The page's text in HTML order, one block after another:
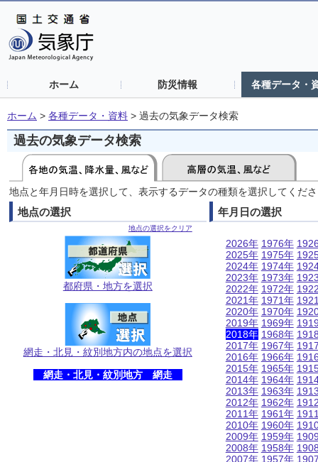
ホーム 防災情報 各種データ・
ホーム > 各種データ・資料 > 過去の気象データ検索
過去の気象データ検索
地点と年月日時を選択して、表示するデータの種類を選択してくだ
地点の選択
地点の選択をクリア
都府県・地方を選択
網走・北見・紋別地方内の地点を選択
網走・北見・紋別地方 網走
年月日の選択
2026年
2025年
2024年
2023年
2022年
2021年
2020年
2019年
2018年
2017年
2016年
2015年
2014年
2013年
2012年
2011年
2010年
2009年
2008年
2007年
1976年
1975年
1974年
1973年
1972年
1971年
1970年
1969年
1968年
1967年
1966年
1965年
1964年
1963年
1962年
1961年
1960年
1959年
1958年
1957年